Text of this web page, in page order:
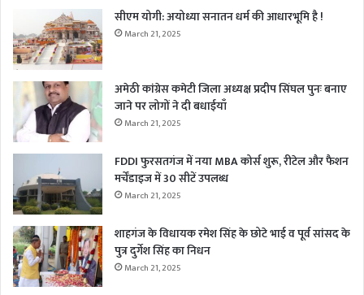
सीएम योगी: अयोध्या सनातन धर्म की आधारभूमि है !
March 21, 2025
अमेठी कांग्रेस कमेटी जिला अध्यक्ष प्रदीप सिंघल पुनः बनाए
जाने पर लोगों ने दी बधाईयाँ
March 21, 2025
FDDI फुरसतगंज में नया MBA कोर्स शुरू, रीटेल और फैशन
मर्चेंडाइज में 30 सीटें उपलब्ध
March 21, 2025
शाहगंज के विधायक रमेश सिंह के छोटे भाई व पूर्व सांसद के
पुत्र दुर्गेश सिंह का निधन
March 21, 2025